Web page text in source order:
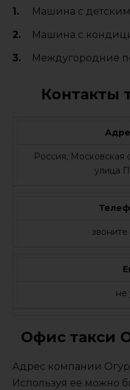
Машина с
Машина с
Междугородние
Контакты
Россия, Московская
улица
не
Офис такси
Адрес компании
Используя ее можно